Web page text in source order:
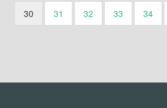
30 31 32 33 34